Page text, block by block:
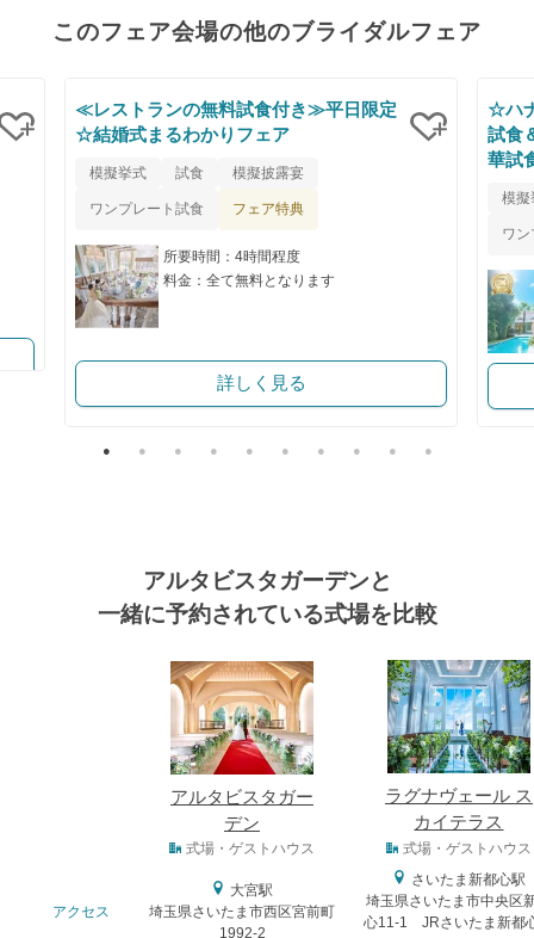
このフェア会場の他のブライダルフェア
クリップ
≪レストランの無料試食付き≫平日限定
☆結婚式まるわかりフェア
模擬挙式 試食 模擬披露宴
ワンプレート試食 フェア特典
所要時間：4時間程度
料金：全て無料となります
詳しく見る
☆ハ
試食
華試
模擬
ワ
アルタビスタガーデンと
一緒に予約されている式場を比較
アルタビスタガー
デン
ラグナヴェール ス
カイテラス
式場・ゲストハウス 式場・ゲストハウス
アクセス
大宮駅
埼玉県さいたま市西区宮前町
1992-2
さいたま新都心駅
埼玉県さいたま市中央区
心11-1 JRさいたま新都